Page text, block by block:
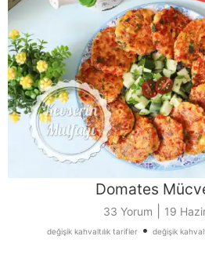
Domates
33 Yorum 19
değişik kahvaltılık tarifler • değişik